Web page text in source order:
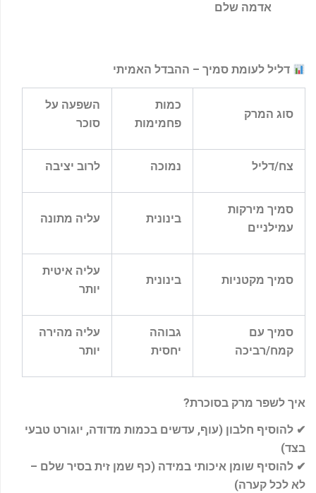
אדמה שלם
דליל לעומת סמיך – ההבדל האמיתי
סוג המרק
כמות
פחמימות
השפעה על
סוכר
צח/דליל נמוכה לרוב יציבה
סמיך מירקות
עמילניים
בינונית עליה מתונה
סמיך מקטניות בינונית
עליה איטית
יותר
סמיך עם
קמח/רביכה
גבוהה
יחסית
עליה מהירה
יותר
איך לשפר מרק בסוכרת?
✔ להוסיף חלבון (עוף, עדשים בכמות מדודה, יוגורט טבעי
בצד)
✔ להוסיף שומן איכותי במידה (כף שמן זית בסיר שלם –
לא לכל קערה)